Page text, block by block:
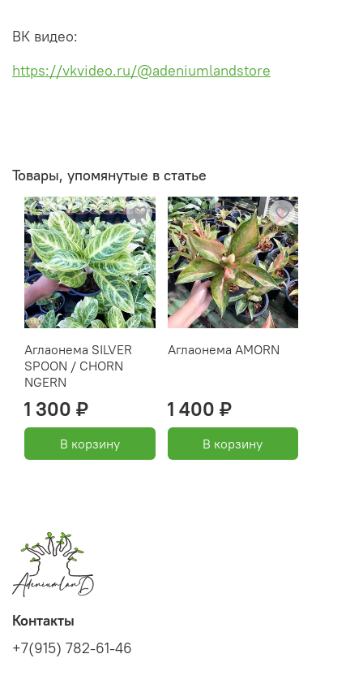
ВК видео:
https://vkvideo.ru/@adeniumlandstore
Товары, упомянутые в статье
Аглаонема SILVER
SPOON / CHORN
NGERN
1 300 ₽
В корзину
Аглаонема AMORN
1 400 ₽
В корзину
Контакты
+7(915) 782-61-46